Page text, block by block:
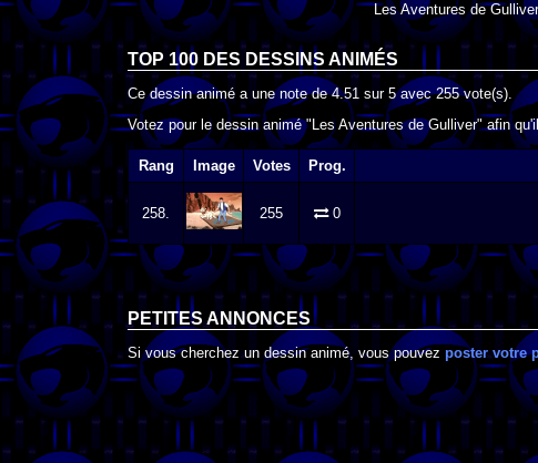
Les Aventures de Gulliver
TOP 100 DES DESSINS ANIMÉS
Ce dessin animé a une note de4.51 sur 5avec255vote(s).
Votez pour le dessin animé "Les Aventures de Gulliver" afin
Rang Image Votes Prog.
258. 255 0
PETITES ANNONCES
Si vous cherchez un dessin animé, vous pouvez poster votre